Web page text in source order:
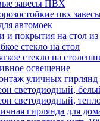
завесы ПВХ
пвх
автомоек
и покрытия на стол
стекло на стол
стекло на
освещение
уличных гирлянд
светодиодный,
светодиодный,
гирлянда для